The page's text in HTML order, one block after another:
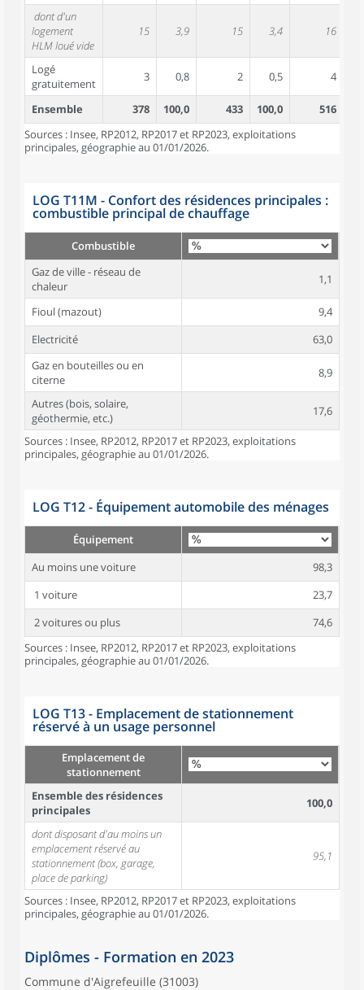
dont d'un
logement
HLM loué vide
15 3,9 15 3,4 16
Logé
gratuitement
3 0,8 2 0,5 4
Ensemble 378 100,0 433 100,0 516
Sources : Insee, RP2012, RP2017 et RP2023, exploitations
principales, géographie au 01/01/2026.
LOG T11M - Confort des résidences principales :
combustible principal de chauffage
Combustible
Gaz de ville - réseau de
chaleur
1,1
Fioul (mazout)
9,4
Electricité
63,0
Gaz en bouteilles ou en
citerne
8,9
Autres (bois, solaire,
géothermie, etc.)
17,6
Sources : Insee, RP2012, RP2017 et RP2023, exploitations
principales, géographie au 01/01/2026.
LOG T12 - Équipement automobile des ménages
Équipement
Au moins une voiture
98,3
1 voiture
23,7
2 voitures ou plus
74,6
Sources : Insee, RP2012, RP2017 et RP2023, exploitations
principales, géographie au 01/01/2026.
LOG T13 - Emplacement de stationnement
réservé à un usage personnel
Emplacement de
stationnement
Ensemble des résidences
principales
100,0
dont disposant d'au moins un
emplacement réservé au
stationnement (box, garage,
place de parking)
95,1
Sources : Insee, RP2012, RP2017 et RP2023, exploitations
principales, géographie au 01/01/2026.
Diplômes - Formation en 2023
Commune d'Aigrefeuille (31003)